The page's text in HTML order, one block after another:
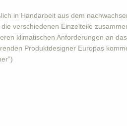
in Handarbeit aus dem
verschiedenen Einzelteile
klimatischen Anforderungen an
Produktdesigner Europas